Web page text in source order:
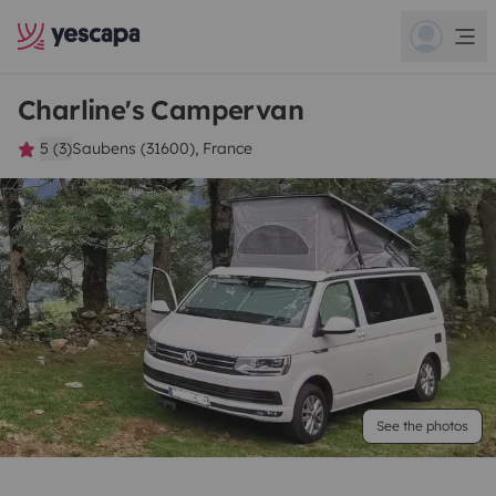
Charline's Campervan
5 (3)Saubens (31600), France
See the photos